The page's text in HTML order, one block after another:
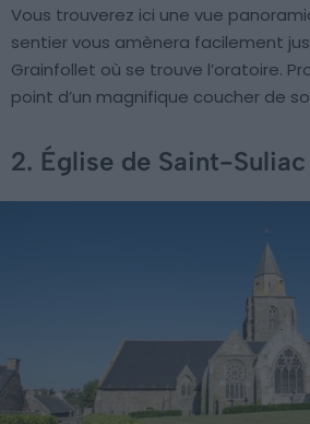
Vous trouverez ici une vue
sentier vous amènera facilement
Grainfollet où se trouve l’oratoire.
point d’un magnifique coucher de
2. Église de Saint-Suliac